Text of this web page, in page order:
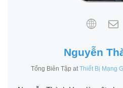
Nguyễn
Tổng Biên Tập at Thiết Bị Mạng